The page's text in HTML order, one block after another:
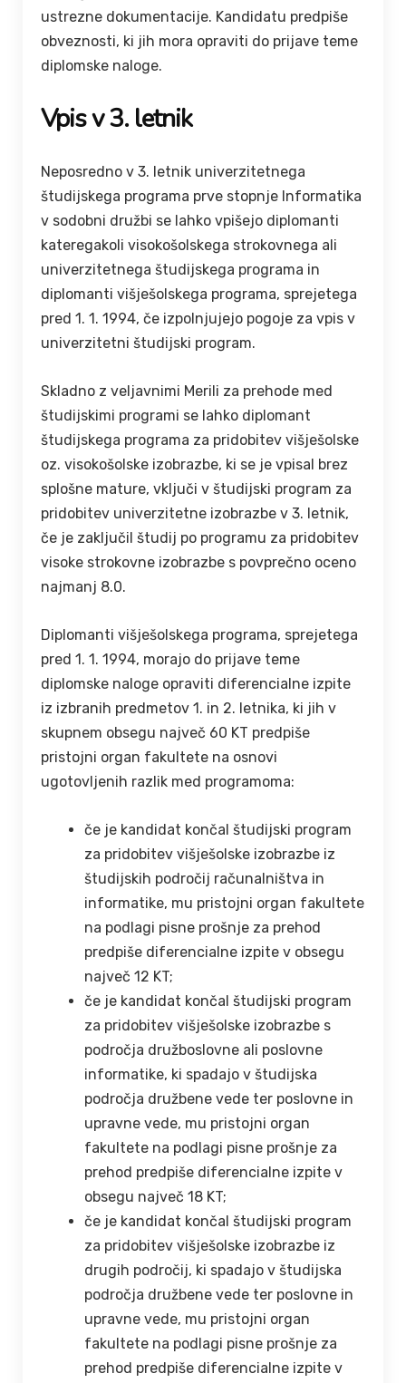
ustrezne dokumentacije. Kandidatu predpiše
obveznosti, ki jih mora opraviti do prijave teme
diplomske naloge.
Vpis v 3. letnik
Neposredno v 3. letnik univerzitetnega
študijskega programa prve stopnje Informatika
v sodobni družbi se lahko vpišejo diplomanti
kateregakoli visokošolskega strokovnega ali
univerzitetnega študijskega programa in
diplomanti višješolskega programa, sprejetega
pred 1. 1. 1994, če izpolnjujejo pogoje za vpis v
univerzitetni študijski program.
Skladno z veljavnimi Merili za prehode med
študijskimi programi se lahko diplomant
študijskega programa za pridobitev višješolske
oz. visokošolske izobrazbe, ki se je vpisal brez
splošne mature, vključi v študijski program za
pridobitev univerzitetne izobrazbe v 3. letnik,
če je zaključil študij po programu za pridobitev
visoke strokovne izobrazbe s povprečno oceno
najmanj 8.0.
Diplomanti višješolskega programa, sprejetega
pred 1. 1. 1994, morajo do prijave teme
diplomske naloge opraviti diferencialne izpite
iz izbranih predmetov 1. in 2. letnika, ki jih v
skupnem obsegu največ 60 KT predpiše
pristojni organ fakultete na osnovi
ugotovljenih razlik med programoma:
če je kandidat končal študijski program
za pridobitev višješolske izobrazbe iz
študijskih področij računalništva in
informatike, mu pristojni organ fakultete
na podlagi pisne prošnje za prehod
predpiše diferencialne izpite v obsegu
največ 12 KT;
če je kandidat končal študijski program
za pridobitev višješolske izobrazbe s
področja družboslovne ali poslovne
informatike, ki spadajo v študijska
področja družbene vede ter poslovne in
upravne vede, mu pristojni organ
fakultete na podlagi pisne prošnje za
prehod predpiše diferencialne izpite v
obsegu največ 18 KT;
če je kandidat končal študijski program
za pridobitev višješolske izobrazbe iz
drugih področij, ki spadajo v študijska
področja družbene vede ter poslovne in
upravne vede, mu pristojni organ
fakultete na podlagi pisne prošnje za
prehod predpiše diferencialne izpite v